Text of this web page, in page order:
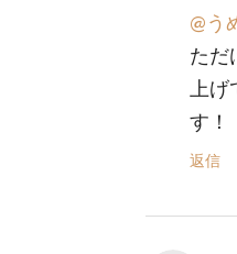
@う
ただ
上
す！
返信